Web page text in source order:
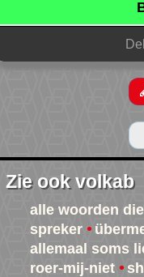
Zie ook volkab
alle woorden
spreker
allemaal soms
roer-mij-niet